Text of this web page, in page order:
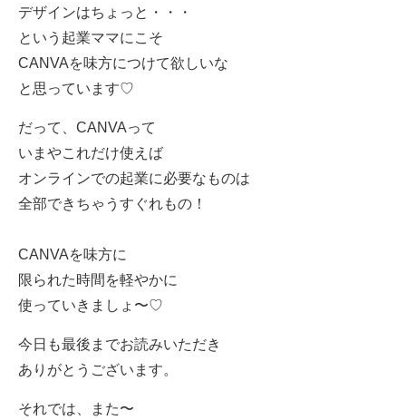
デザインはちょっと・・・
という起業ママにこそ
CANVAを味方につけて欲しいな
と思っています♡
だって、CANVAって
いまやこれだけ使えば
オンラインでの起業に必要なものは
全部できちゃうすぐれもの！
CANVAを味方に
限られた時間を軽やかに
使っていきましょ〜♡
今日も最後までお読みいただき
ありがとうございます。
それでは、また〜